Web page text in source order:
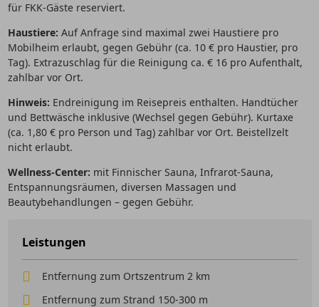
für FKK-Gäste reserviert.
Haustiere: Auf Anfrage sind maximal zwei Haustiere pro
Mobilheim erlaubt, gegen Gebühr (ca. 10 € pro Haustier, pro
Tag). Extrazuschlag für die Reinigung ca. € 16 pro Aufenthalt,
zahlbar vor Ort.
Hinweis: Endreinigung im Reisepreis enthalten. Handtücher
und Bettwäsche inklusive (Wechsel gegen Gebühr). Kurtaxe
(ca. 1,80 € pro Person und Tag) zahlbar vor Ort. Beistellzelt
nicht erlaubt.
Wellness-Center: mit Finnischer Sauna, Infrarot-Sauna,
Entspannungsräumen, diversen Massagen und
Beautybehandlungen – gegen Gebühr.
Leistungen
Entfernung zum Ortszentrum 2 km
Entfernung zum Strand 150-300 m